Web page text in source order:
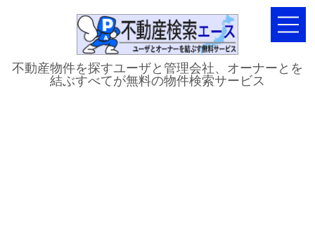
不動産物件を探すユーザと管理会社、オーナーとを
結ぶすべてが無料の物件検索サービス